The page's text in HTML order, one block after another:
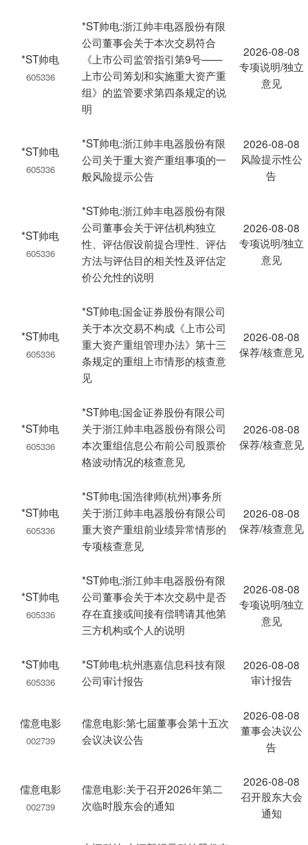
*ST帅电
605336
*ST帅电:浙江帅丰电器股份有限
公司董事会关于本次交易符合
《上市公司监管指引第9号——
上市公司筹划和实施重大资产重
组》的监管要求第四条规定的说
明
2026-08-08
专项说明/独立
意见
*ST帅电
605336
*ST帅电:浙江帅丰电器股份有限
公司关于重大资产重组事项的一
般风险提示公告
2026-08-08
风险提示性公
告
*ST帅电
605336
*ST帅电:浙江帅丰电器股份有限
公司董事会关于评估机构独立
性、评估假设前提合理性、评估
方法与评估目的相关性及评估定
价公允性的说明
2026-08-08
专项说明/独立
意见
*ST帅电
605336
*ST帅电:国金证券股份有限公司
关于本次交易不构成《上市公司
重大资产重组管理办法》第十三
条规定的重组上市情形的核查意
见
2026-08-08
保荐/核查意见
*ST帅电
605336
*ST帅电:国金证券股份有限公司
关于浙江帅丰电器股份有限公司
本次重组信息公布前公司股票价
格波动情况的核查意见
2026-08-08
保荐/核查意见
*ST帅电
605336
*ST帅电:国浩律师(杭州)事务所
关于浙江帅丰电器股份有限公司
重大资产重组前业绩异常情形的
专项核查意见
2026-08-08
保荐/核查意见
*ST帅电
605336
*ST帅电:浙江帅丰电器股份有限
公司董事会关于本次交易中是否
存在直接或间接有偿聘请其他第
三方机构或个人的说明
2026-08-08
专项说明/独立
意见
*ST帅电
605336
*ST帅电:杭州惠嘉信息科技有限
公司审计报告
2026-08-08
审计报告
儒意电影
002739
儒意电影:第七届董事会第十五次
会议决议公告
2026-08-08
董事会决议公
告
儒意电影
002739
儒意电影:关于召开2026年第二
次临时股东会的通知
2026-08-08
召开股东大会
通知